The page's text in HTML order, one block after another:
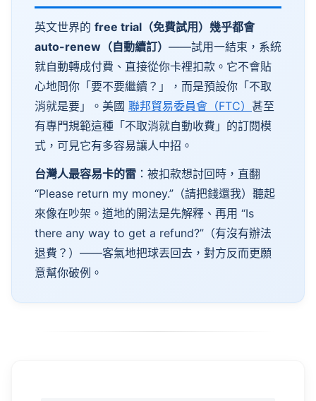
英文世界的 free trial （免費試用）幾乎都會
auto-renew （自動續訂） ——試用一結束，系統
就自動轉成付費、直接從你卡裡扣款。它不會貼
心地問你「要不要繼續？」，而是預設你「不取
消就是要」。美國 聯邦貿易委員會（FTC） 甚至
有專門規範這種「不取消就自動收費」的訂閱模
式，可見它有多容易讓人中招。
台灣人最容易卡的雷 ：被扣款想討回時，直翻
“Please return my money.”（請把錢還我）聽起
來像在吵架。道地的開法是先解釋、再用 “Is
there any way to get a refund?”（有沒有辦法
退費？）——客氣地把球丟回去，對方反而更願
意幫你破例。